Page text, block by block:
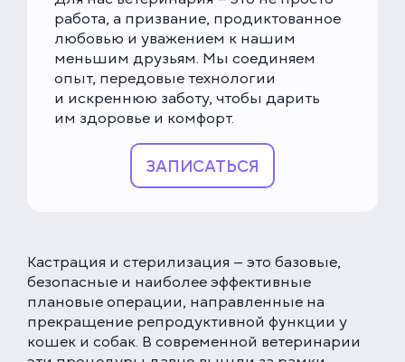
работа, а призвание, продиктованное
любовью и уважением к нашим
меньшим друзьям. Мы соединяем
опыт, передовые технологии
и искреннюю заботу, чтобы дарить
им здоровье и комфорт.
ЗАПИСАТЬСЯ
Кастрация и стерилизация — это базовые,
безопасные и наиболее эффективные
плановые операции, направленные на
прекращение репродуктивной функции у
кошек и собак. В современной ветеринарии